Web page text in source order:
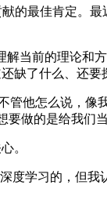
最佳肯定。最
当前的理论和
缺了什么、还要
他怎么说，像
做的是给我们
。
度学习的，但我